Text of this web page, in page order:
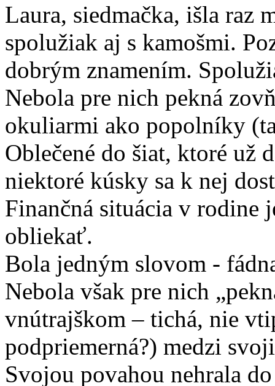
Laura, siedmačka, išla raz
spolužiak aj s kamošmi.
dobrým znamením.
Nebola pre nich pekná
okuliarmi ako popolníky
Oblečené do šiat, ktoré už
niektoré kúsky sa k nej
Finančná situácia v rodine
obliekať.
Bola jedným slovom -
Nebola však pre nich
vnútrajškom – tichá, nie
podpriemerná?) medzi
Svojou povahou nehrala